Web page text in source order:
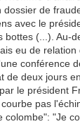
dossier de
avec le
bottes (...). Au-
eu de
conférence
de deux jours
le président
pas
colombe": "Je